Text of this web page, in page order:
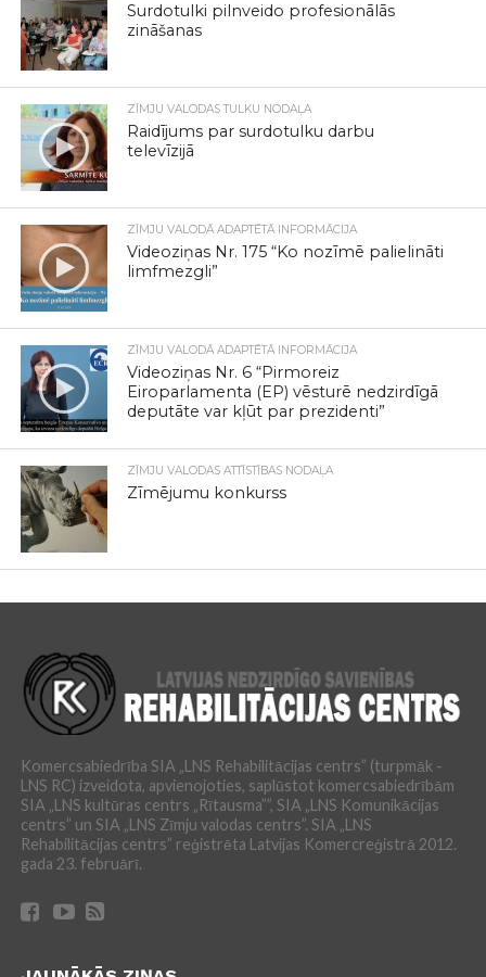
Surdotulki pilnveido profesionālās
zināšanas
ZĪMJU VALODAS TULKU NODAĻA
Raidījums par surdotulku darbu
televīzijā
ZĪMJU VALODĀ ADAPTĒTĀ INFORMĀCIJA
Videoziņas Nr. 175 “Ko nozīmē palielināti
limfmezgli”
ZĪMJU VALODĀ ADAPTĒTĀ INFORMĀCIJA
Videoziņas Nr. 6 “Pirmoreiz
Eiroparlamenta (EP) vēsturē nedzirdīgā
deputāte var kļūt par prezidenti”
ZĪMJU VALODAS ATTĪSTĪBAS NODAĻA
Zīmējumu konkurss
Komercsabiedrība SIA „LNS Rehabilitācijas centrs” (turpmāk -
LNS RC) izveidota, apvienojoties, saplūstot komercsabiedrībām
SIA „LNS kultūras centrs „Rītausma””, SIA „LNS Komunikācijas
centrs” un SIA „LNS Zīmju valodas centrs”. SIA „LNS
Rehabilitācijas centrs” reģistrēta Latvijas Komercreģistrā 2012.
gada 23. februārī.